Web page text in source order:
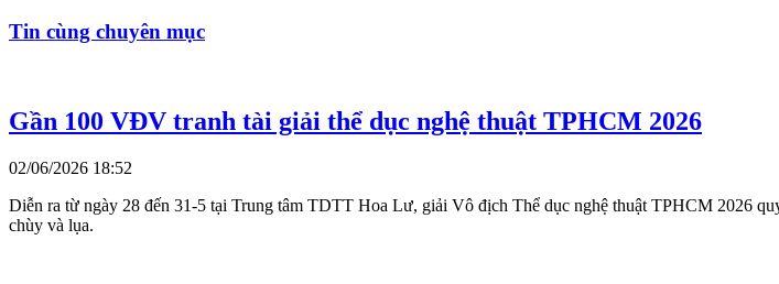
Tin cùng chuyên mục
Gần 100 VĐV tranh tài giải thể dục nghệ thuật TPHCM 2026
02/06/2026 18:52
Diễn ra từ ngày 28 đến 31-5 tại Trung tâm TDTT Hoa Lư, giải Vô địch Thể dục nghệ thuật TPHCM 2026
chùy và lụa.